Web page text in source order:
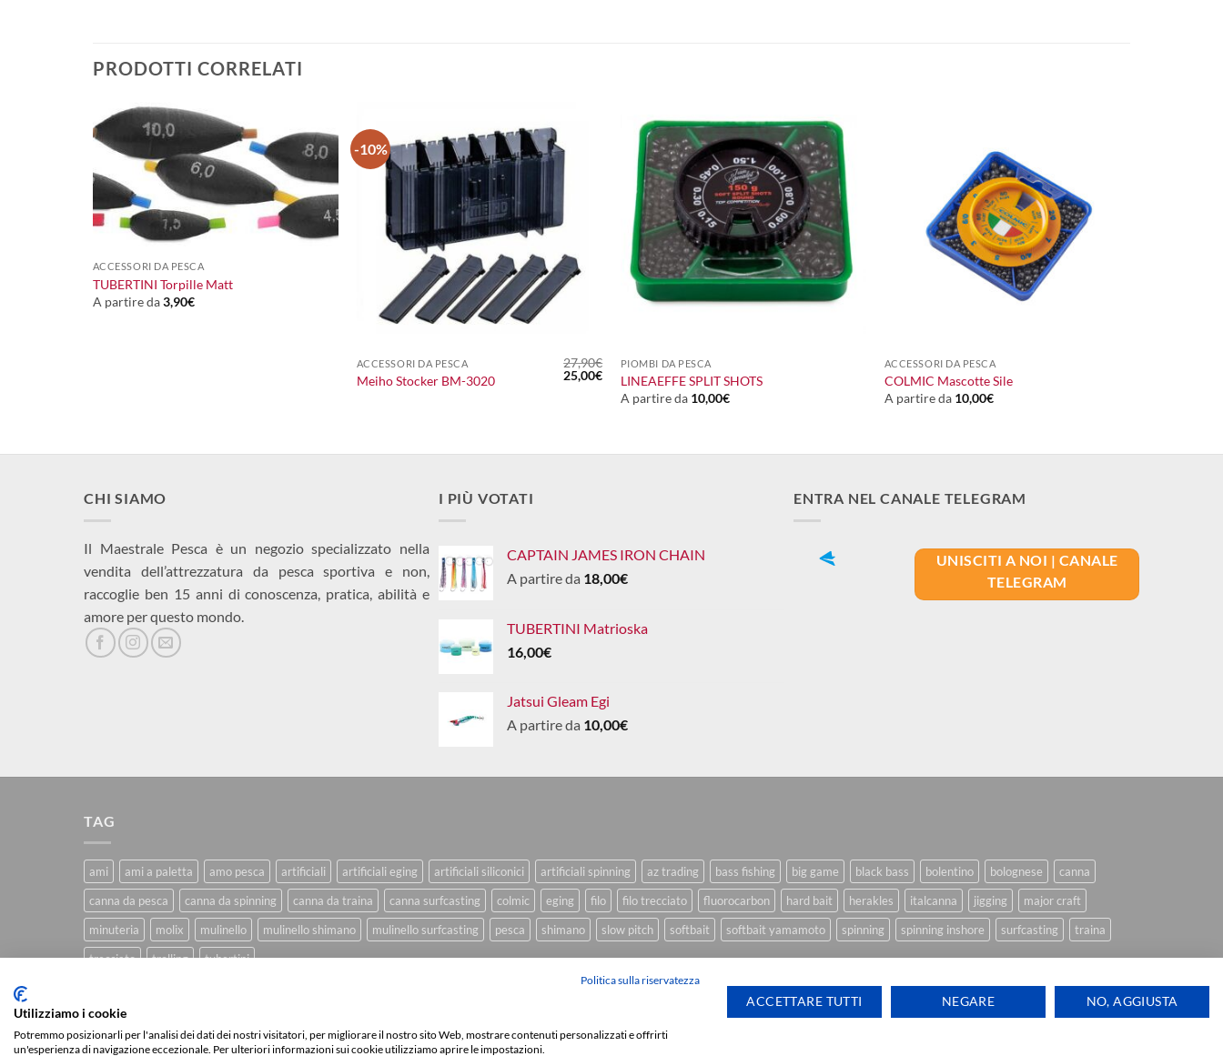
PRODOTTI CORRELATI
ACCESSORI DA PESCA
TUBERTINI Torpille Matt
A partire da3,90€
-10%
ACCESSORI DA PESCA
Meiho Stocker BM-3020
27,90€
Il
25,00€Il
prezzo
attuale
PIOMBI DA PESCA
LINEAEFFE SPLIT SHOTS
A partire da 10,00€
ACCESSORI DA PESCA
COLMIC Mascotte Sile
A partire da 10,00€
CHI SIAMO
Il Maestrale Pesca è un negozio specializzato nella
vendita dell’attrezzatura da pesca sportiva e non,
raccoglie ben 15 anni di conoscenza, pratica, abilità e
amore per questo mondo.
I PIÙ VOTATI
CAPTAIN JAMES IRON CHAIN
A partire da 18,00€
TUBERTINI Matrioska
16,00€
Jatsui Gleam Egi
A partire da 10,00€
ENTRA NEL CANALE TELEGRAM
UNISCITI A NOI | CANALE
TELEGRAM
TAG
ami ami a paletta amo pesca artificiali artificiali eging artificiali siliconici artificiali spinning az trading bass fishing big game black bass bolentino bolognese
canna
canna da pesca
canna da spinning canna da traina canna surfcasting colmic eging filo filo trecciato fluorocarbon hard bait herakles italcanna jigging
major craft
minuteria
molix mulinello mulinello shimano mulinello surfcasting pesca shimano slow pitch softbait softbait yamamoto spinning spinning inshore surfcasting
traina
trecciato
trolling tubertini
CHI SIAMO BLOG FAQ CONTATTI
Politica sulla riservatezza
Utilizziamo i cookie
Potremmo posizionarli per l'analisi dei dati dei nostri visitatori, per migliorare il nostro sito Web, mostrare contenuti personalizzati e offrirti
un'esperienza di navigazione eccezionale. Per ulteriori informazioni sui cookie utilizziamo aprire le impostazioni.
ACCETTARE TUTTI NEGARE NO, AGGIUSTA